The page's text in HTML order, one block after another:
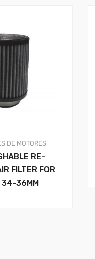
DE MOTORES
RE-
FILTER FOR
34-36MM